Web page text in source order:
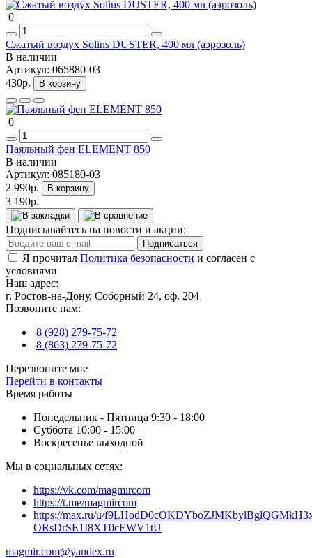
0
Сжатый воздух Solins DUSTER, 400 мл (аэрозоль)
В наличии
Артикул: 065880-03
430р.
В корзину
0
Паяльный фен ELEMENT 850
В наличии
Артикул: 085180-03
2 990р.
В корзину
3 190р.
Подписывайтесь на новости и акции:
Подписаться
Я прочитал Политика безопасности и согласен с
условиями
Наш адрес:
г. Ростов-на-Дону, Соборный 24, оф. 204
Позвоните нам:
8 (928) 279-75-72
8 (863) 279-75-72
Перезвоните мне
Перейти в контакты
Время работы
Понедельник - Пятница 9:30 - 18:00
Суббота 10:00 - 15:00
Воскресенье выходной
Мы в социальных сетях:
https://vk.com/magmircom
https://t.me/magmircom
https://max.ru/u/
ORsDrSE1I8XT0cEWV1tU
magmir.com@yandex.ru